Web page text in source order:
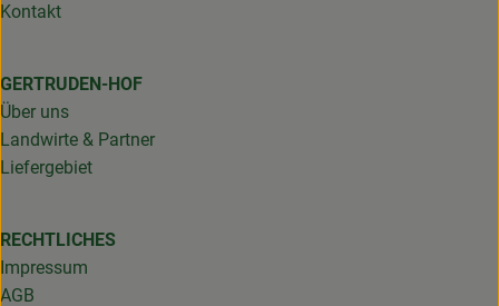
Kontakt
GERTRUDEN-HOF
Über uns
Landwirte & Partner
Liefergebiet
RECHTLICHES
Impressum
AGB